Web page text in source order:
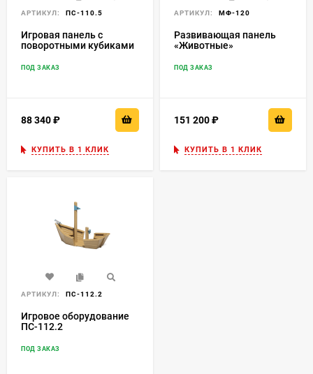
АРТИКУЛ: ПС-110.5
Игровая панель с
поворотными кубиками
ПОД ЗАКАЗ
88 340
КУПИТЬ В 1 КЛИК
АРТИКУЛ: МФ-120
Развивающая панель
«Животные»
ПОД ЗАКАЗ
151 200
КУПИТЬ В 1 КЛИК
АРТИКУЛ: ПС-112.2
Игровое оборудование
ПС-112.2
ПОД ЗАКАЗ